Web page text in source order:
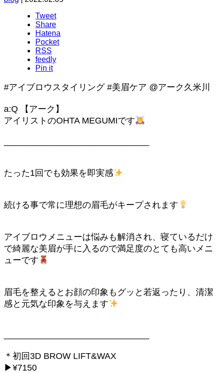
Tweet
Share
Hatena
Pocket
RSS
feedly
Pin it
#アイブロウスタイリング #美眉ケア @アーク久米川
a:Q 【アーク】
アイリストのOHTA MEGUMIです
たった1回でも効果を即実感
続ける事で常に理想の眉毛がキープされます
アイブロウメニューは悩みも解消され、寝ているだけ
で綺麗な美眉が手に入るので満足度のとても高いメニ
ューです
眉毛を整えるとお顔の印象もグッと若返ったり、清潔
感と元気な印象を与えます
＊初回3D BROW LIFT&WAX
▶¥7150